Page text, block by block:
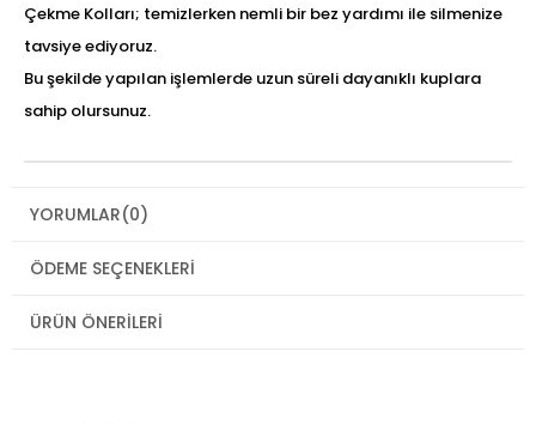
Çekme Kolları; temizlerken nemli bir bez yardımı ile silmenize
tavsiye ediyoruz.
Bu şekilde yapılan işlemlerde uzun süreli dayanıklı kuplara
sahip olursunuz.
YORUMLAR(0)
ÖDEME SEÇENEKLERI
ÜRÜN ÖNERILERI